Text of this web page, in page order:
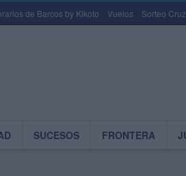
de Barcos by Kikoto Vuelos Sorteo
SUCESOS FRONTERA